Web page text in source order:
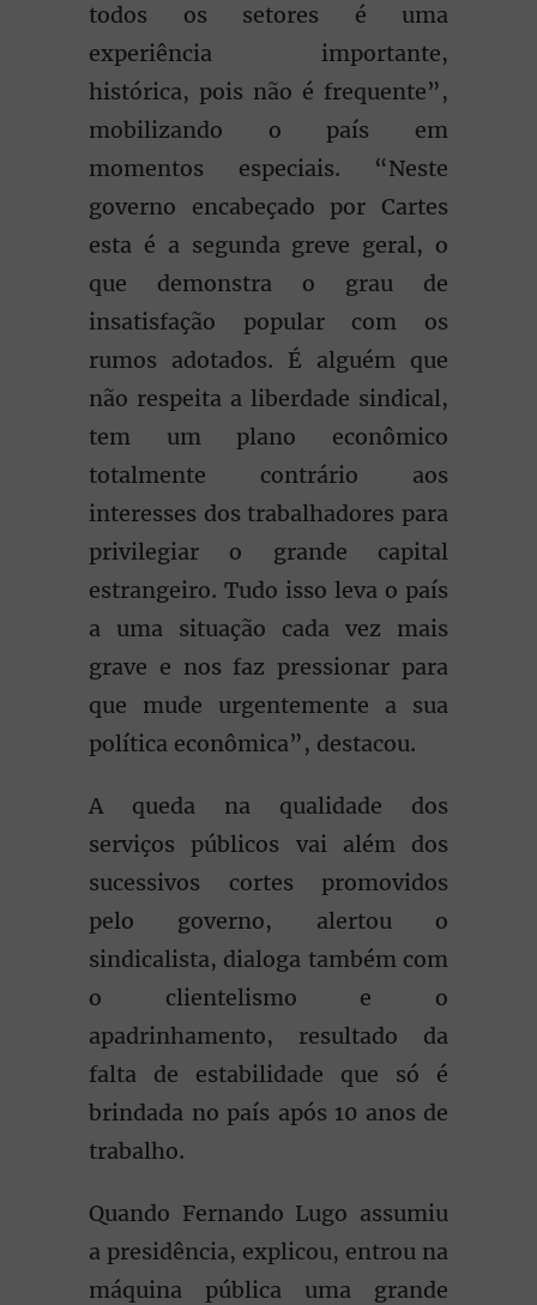
todos os setores é uma
experiência importante,
histórica, pois não é frequente”,
mobilizando o país em
momentos especiais. “Neste
governo encabeçado por Cartes
esta é a segunda greve geral, o
que demonstra o grau de
insatisfação popular com os
rumos adotados. É alguém que
não respeita a liberdade sindical,
tem um plano econômico
totalmente contrário aos
interesses dos trabalhadores para
privilegiar o grande capital
estrangeiro. Tudo isso leva o país
a uma situação cada vez mais
grave e nos faz pressionar para
que mude urgentemente a sua
política econômica”, destacou.
A queda na qualidade dos
serviços públicos vai além dos
sucessivos cortes promovidos
pelo governo, alertou o
sindicalista, dialoga também com
o clientelismo e o
apadrinhamento, resultado da
falta de estabilidade que só é
brindada no país após 10 anos de
trabalho.
Quando Fernando Lugo assumiu
a presidência, explicou, entrou na
máquina pública uma grande